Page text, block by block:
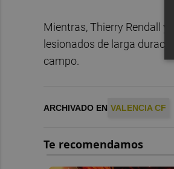
Mientras, Thierry Rendall
lesionados de larga
campo.
ARCHIVADO EN VALENCIA CF